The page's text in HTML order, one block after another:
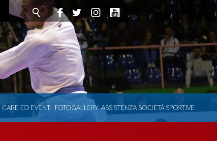
GARE ED EVENTI FOTOGALLERY ASSISTENZA SOCIETÀ SPORTIVE